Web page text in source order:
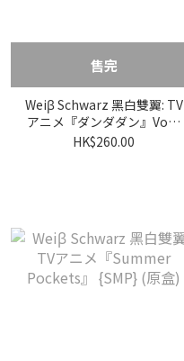
售完
Weiβ Schwarz 黑白雙翼: TV
アニメ『ダンダダン』Vol.2
[DAN DA DAN] {DDD} (原
HK$260.00